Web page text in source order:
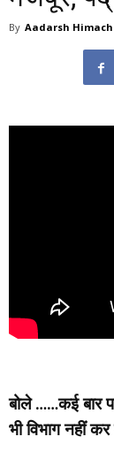
By Aadarsh
बोले ……कई बार
भी विभाग नहीं कर